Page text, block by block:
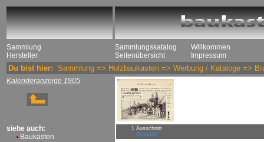
Sammlung
Hersteller
Sammlungskatalog
Seitenübersicht
Willkommen
Impressum
Du bist hier: Sammlung => Holzbaukasten => Werbung / Kataloge =>
Kalenderanzeige 1905
siehe auch:
Baukästen
1 Ausschnitt
Großbild